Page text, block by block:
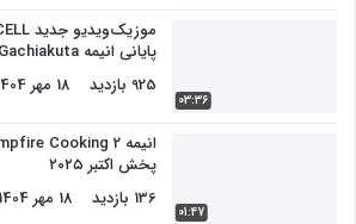
03:36
پایانی انیمه Gachiakuta
925 بازدید
18 مهر 1404
01:47
پخش اکتبر ۲۰۲۵
136 بازدید
18 مهر 1404